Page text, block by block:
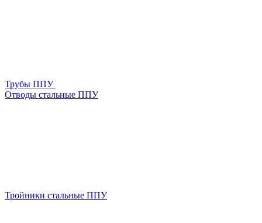
Трубы ППУ
Отводы стальные ППУ
Тройники стальные ППУ